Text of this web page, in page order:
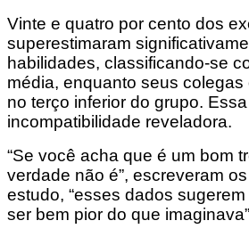
Vinte e quatro por cento dos
superestimaram
habilidades, classificando-se
média, enquanto seus colegas
no terço inferior do grupo.
incompatibilidade reveladora.
“Se você acha que é um bom
verdade não é”, escreveram
estudo, “esses dados
ser bem pior do que